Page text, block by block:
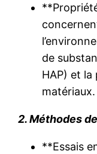
de
HAP) et la
matériaux.
2. Méthodes
**Essais